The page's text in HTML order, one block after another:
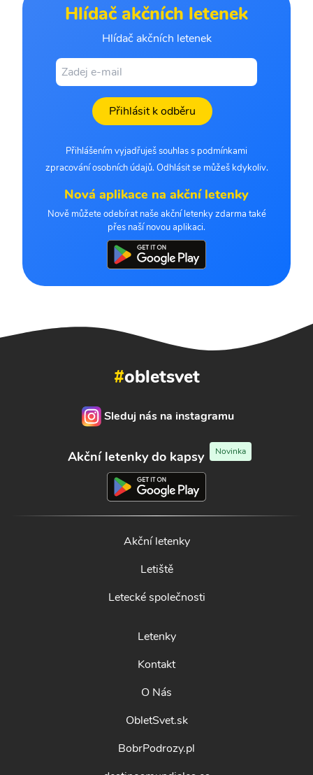
Hlídač akčních letenek
Hlídač akčních letenek
Přihlásit k odběru
Přihlášením vyjadřuješ souhlas s podmínkami
zpracování osobních údajů. Odhlásit se můžeš kdykoliv.
Nová aplikace na akční letenky
Nově můžete odebírat naše akční letenky zdarma také
přes naší novou aplikaci.
#obletsvet
Sleduj nás na instagramu
Akční letenky do kapsy Novinka
Akční letenky
Letiště
Letecké společnosti
Letenky
Kontakt
O Nás
ObletSvet.sk
BobrPodrozy.pl